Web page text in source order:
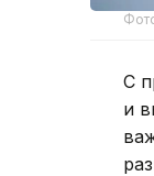
С
и